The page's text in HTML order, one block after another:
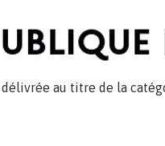
au titre de la